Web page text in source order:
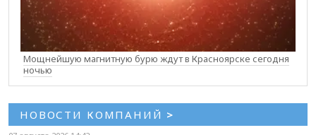
Мощнейшую магнитную бурю ждут в Красноярске сегодня
ночью
НОВОСТИ КОМПАНИЙ >